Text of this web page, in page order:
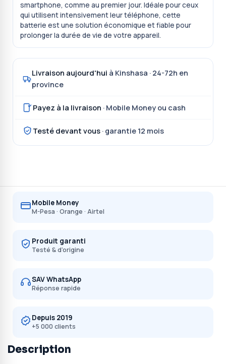
smartphone, comme au premier jour. Idéale pour ceux
qui utilisent intensivement leur téléphone, cette
batterie est une solution économique et fiable pour
prolonger la durée de vie de votre appareil.
Livraison aujourd'hui à Kinshasa · 24-72h en
province
Payez à la livraison · Mobile Money ou cash
Testé devant vous · garantie 12 mois
Mobile Money
M-Pesa · Orange · Airtel
Produit garanti
Testé & d'origine
SAV WhatsApp
Réponse rapide
Depuis 2019
+5 000 clients
Description